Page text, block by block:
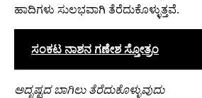
ಹಾದಿಗಳು ಸುಲಭವಾಗಿ ತೆರೆದುಕೊಳ್ಳುತ್ತವೆ.
ಸಂಕಟ ನಾಶನ ಗಣೇಶ ಸ್ತೋತ್ರಂ
​ಅದೃಷ್ಟದ ಬಾಗಿಲು ತೆರೆದುಕೊಳ್ಳುವುದು